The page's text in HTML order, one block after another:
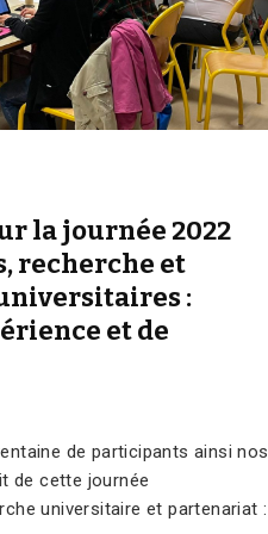
la journée 2022
recherche et
:
et de
de participants ainsi nos
de cette journée
universitaire et partenariat :